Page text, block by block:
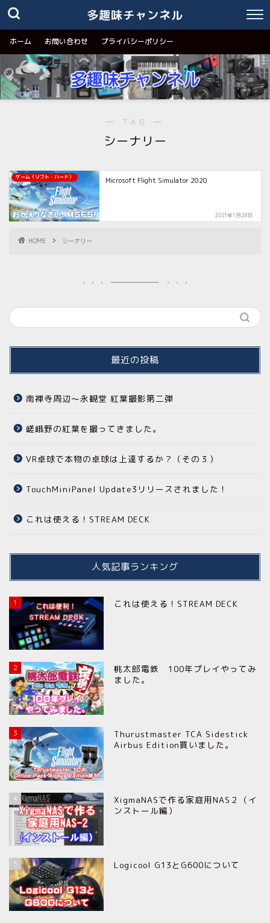
多趣味チャンネル
ホーム お問い合わせ プライバシーポリシー
― TAG ―
シーナリー
ゲーム（ソフト・ハード） Microsoft Flight Simulator 2020
2021年1月28日
HOME シーナリー
最近の投稿
南禅寺周辺～永観堂 紅葉撮影第二弾
嵯峨野の紅葉を撮ってきました。
VR卓球で本物の卓球は上達するか？（その３）
TouchMiniPanel Update3リリースされました！
これは使える！STREAM DECK
人気記事ランキング
1 これは使える！STREAM DECK
2
桃太郎電鉄 100年プレイやってみ
ました。
3
Thurustmaster TCA Sidestick
Airbus Edition買いました。
4
XigmaNASで作る家庭用NAS２（イ
ンストール編）
5 Logicool G13とG600について